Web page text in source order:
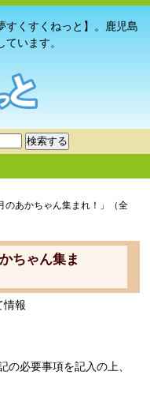
すくすくねっと】。鹿児島
います。
検索する
のあかちゃん集まれ！」（全
ちゃん集ま
情報
の必要事項を記入の上、